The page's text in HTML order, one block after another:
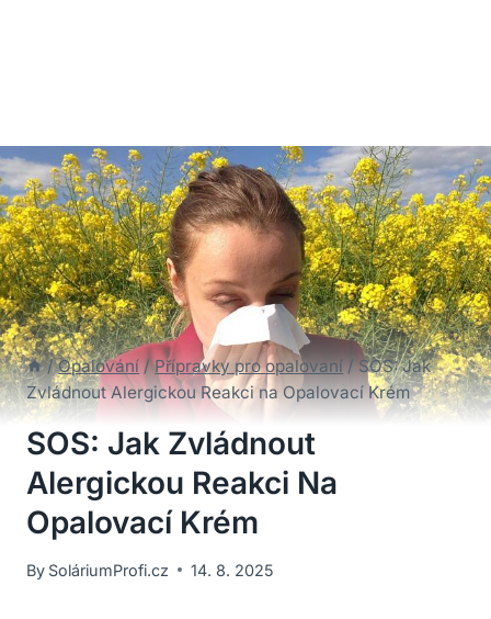
/ Opalování / Přípravky pro opalovaní / SOS: Jak
Zvládnout Alergickou Reakci na Opalovací Krém
SOS: Jak Zvládnout
Alergickou Reakci Na
Opalovací Krém
By SoláriumProfi.cz 14. 8. 2025